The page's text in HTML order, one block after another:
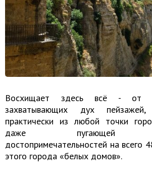
Восхищает здесь всё - от
захватывающих дух пейзажей,
практически из любой точки
даже пугающей
достопримечательностей на всего
этого города «белых домов».